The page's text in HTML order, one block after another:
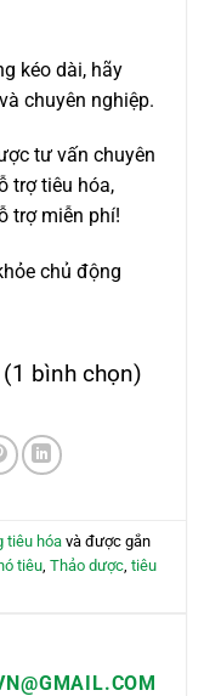
kéo dài, hãy
chuyên nghiệp.
tư vấn chuyên
trợ tiêu hóa,
trợ miễn phí!
chủ động
bình chọn)
tiêu hóa và được gắn
tiêu ,Thảo dược ,tiêu